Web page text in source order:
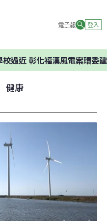
電子報 登入
化福漢風電案環委建議不應
健康